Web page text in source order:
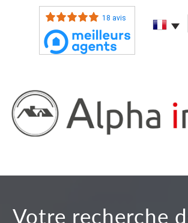
18 avis
votre recherche